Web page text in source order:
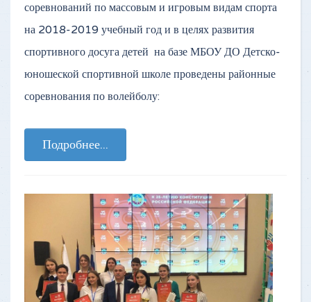
соревнований по массовым и игровым видам спорта
на 2018-2019 учебный год и в целях развития
спортивного досуга детей на базе МБОУ ДО Детско-
юношеской спортивной школе проведены районные
соревнования по волейболу:
Подробнее...